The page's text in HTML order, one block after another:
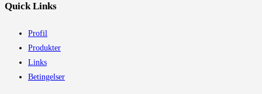
Quick Links
Profil
Produkter
Links
Betingelser